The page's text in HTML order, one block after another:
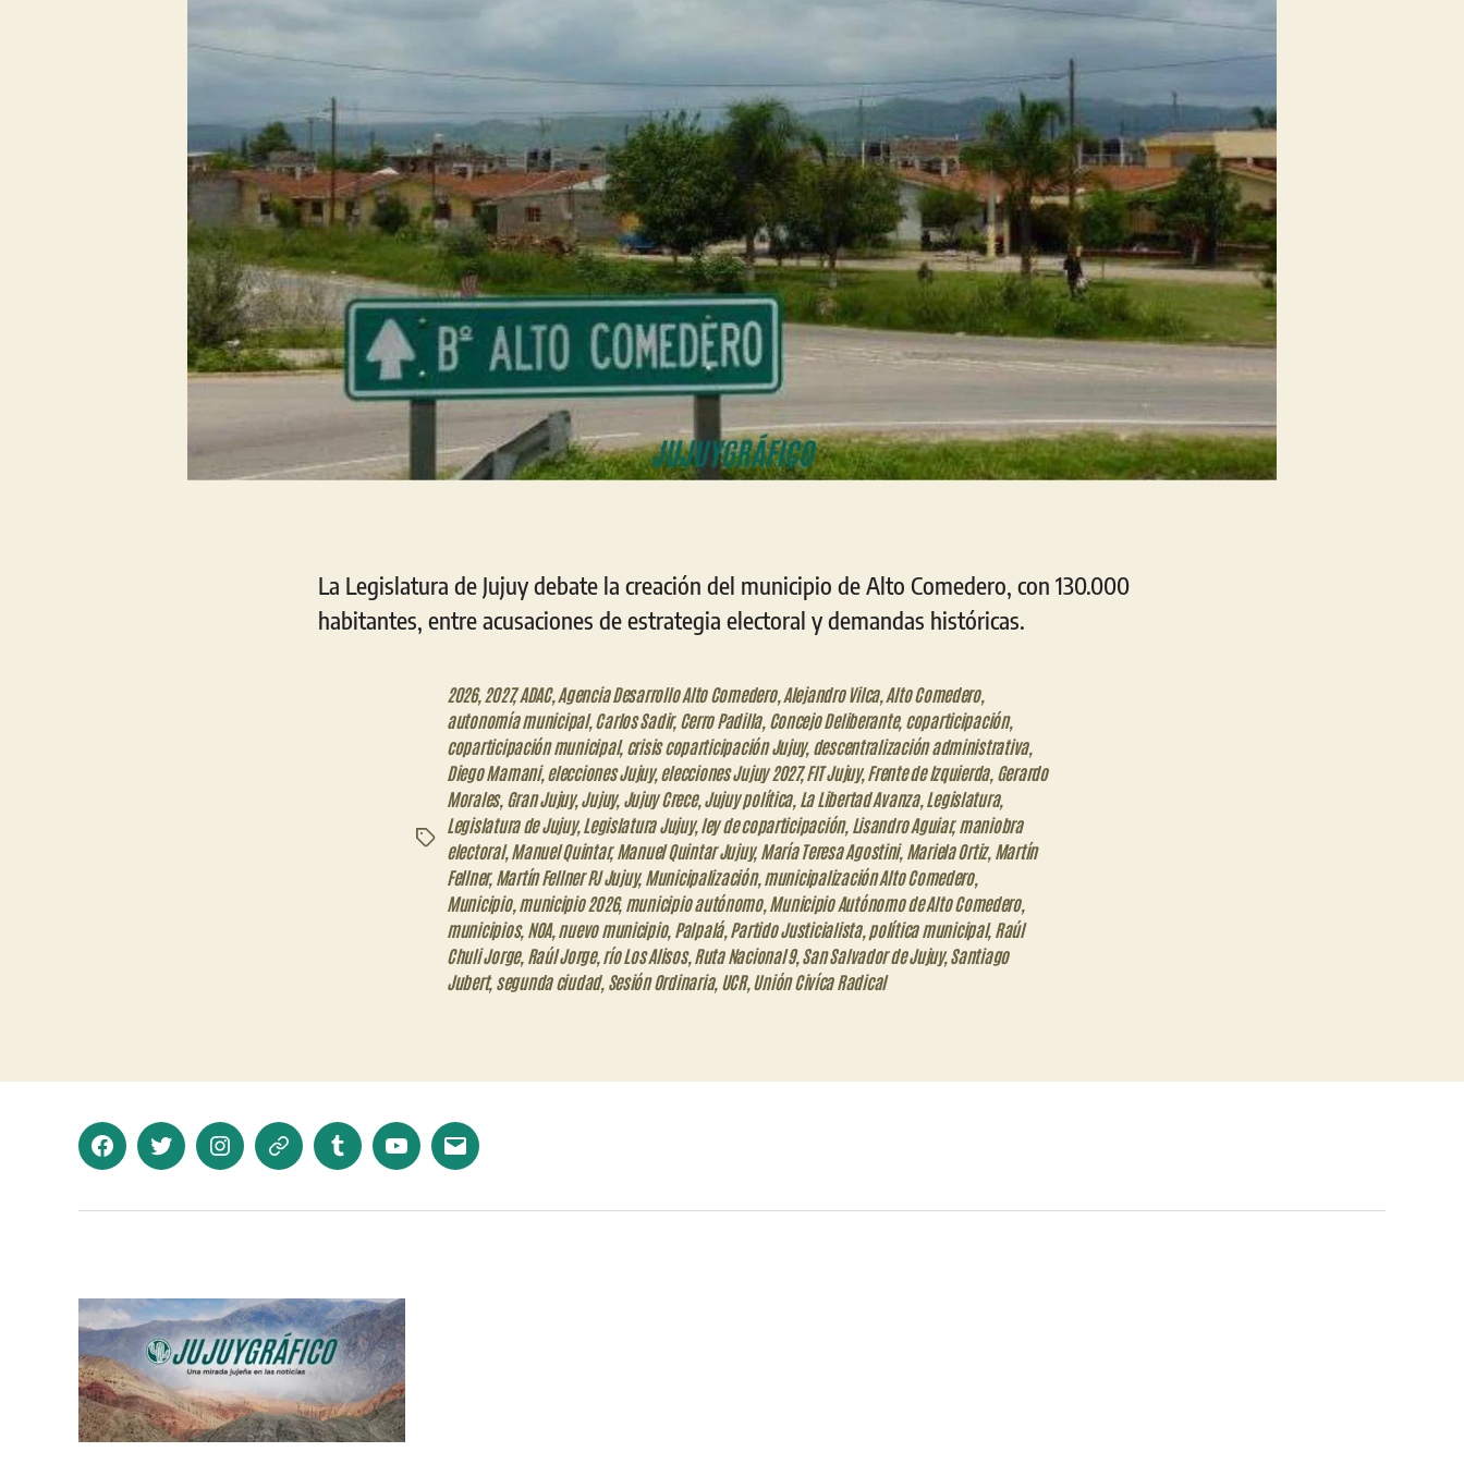
La Legislatura de Jujuy debate la creación del municipio de Alto Comedero, con 130.000
habitantes, entre acusaciones de estrategia electoral y demandas históricas.
Etiquetas
2026, 2027,ADAC, Agencia Desarrollo Alto Comedero, Alejandro Vilca, Alto Comedero,
autonomía municipal, Carlos Sadir, Cerro Padilla, Concejo Deliberante, coparticipación,
coparticipación municipal, crisis coparticipación Jujuy, descentralización administrativa,
Diego Mamani, elecciones Jujuy,elecciones Jujuy 2027,FIT Jujuy,Frente de Izquierda, Gerardo
Morales, Gran Jujuy,Jujuy, Jujuy Crece, Jujuy política, La Libertad Avanza, Legislatura,
Legislatura de Jujuy,Legislatura Jujuy,ley de coparticipación, Lisandro Aguiar,maniobra
electoral, Manuel Quintar,Manuel Quintar Jujuy,María Teresa Agostini, Mariela Ortiz, Martín
Fellner, Martín Fellner PJ Jujuy,Municipalización, municipalización Alto Comedero,
Municipio, municipio 2026, municipio autónomo, Municipio Autónomo de Alto Comedero,
municipios, NOA, nuevo municipio, Palpalá, Partido Justicialista, política municipal, Raúl
Chuli Jorge, Raúl Jorge, río Los Alisos, Ruta Nacional 9, San Salvador de Jujuy,Santiago
Jubert, segunda ciudad, Sesión Ordinaria, UCR, Unión Civíca Radical
FacebookTwitter InstagramTelegramTumblr YouTubeCorreo